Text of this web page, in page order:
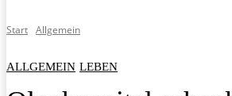
Start Allgemein
ALLGEMEIN LEBEN